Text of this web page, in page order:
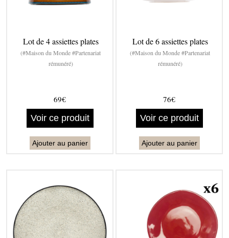
Lot de 4 assiettes plates
(#Maison du Monde #Partenariat
rémunéré)
69€
Voir ce produit
Ajouter au panier
Lot de 6 assiettes plates
(#Maison du Monde #Partenariat
rémunéré)
76€
Voir ce produit
Ajouter au panier